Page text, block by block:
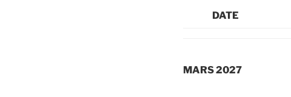
DATE
MARS 2027